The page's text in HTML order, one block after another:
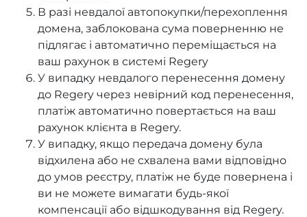
В разі невдалої автопокупки/перехоплення
домена, заблокована сума поверненню не
підлягає і автоматично переміщається на
ваш рахунок в системі Regery
У випадку невдалого перенесення домену
до Regery через невірний код перенесення,
платіж автоматично повертається на ваш
рахунок клієнта в Regery.
У випадку, якщо передача домену була
відхилена або не схвалена вами відповідно
до умов реєстру, платіж не буде повернена і
ви не можете вимагати будь-якої
компенсації або відшкодування від Regery.